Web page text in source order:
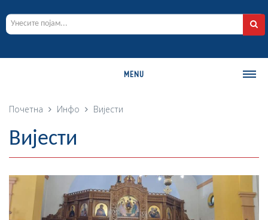
MENU
О ОПШТИНИ
Историја
Географија
Насељена мјеста
Занимљивости
Почетна Инфо Вијести
Вијести